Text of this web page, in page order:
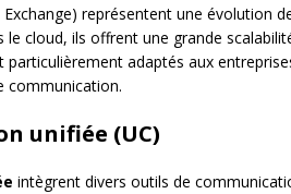
représentent une évolution
cloud, ils offrent une grande
adaptés aux
communication.
unifiée (UC)
intègrent divers outils de